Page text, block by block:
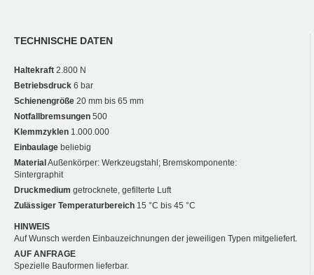
TECHNISCHE DATEN
Haltekraft 2.800 N
Betriebsdruck 6 bar
Schienengröße 20 mm bis 65 mm
Notfallbremsungen 500
Klemmzyklen 1.000.000
Einbaulage beliebig
Material Außenkörper: Werkzeugstahl; Bremskomponente:
Sintergraphit
Druckmedium getrocknete, gefilterte Luft
Zulässiger Temperaturbereich 15 °C bis 45 °C
HINWEIS
Auf Wunsch werden Einbauzeichnungen der jeweiligen Typen mitgeliefert.
AUF ANFRAGE
Spezielle Bauformen lieferbar.